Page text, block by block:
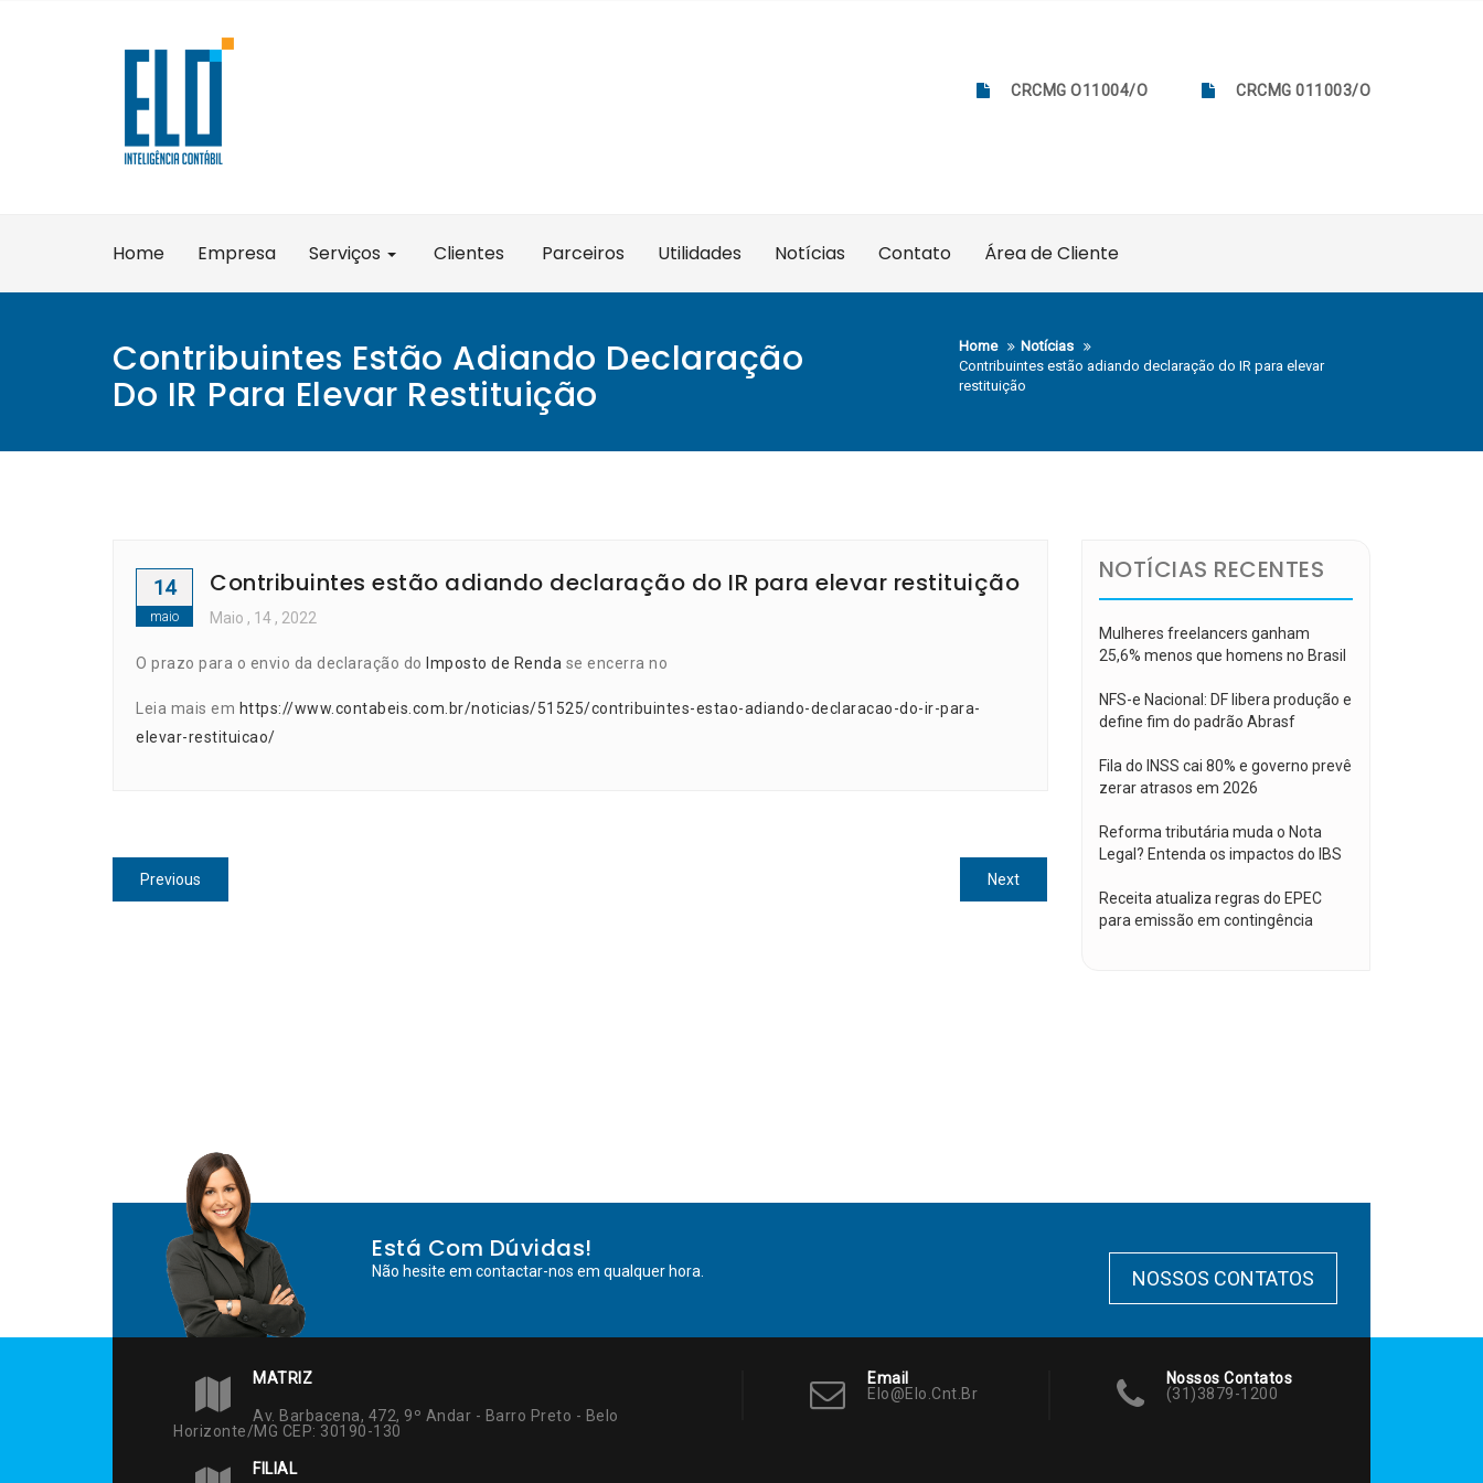
CRCMG O11004/O CRCMG 011003/O
Home Empresa Serviços Clientes Parceiros Utilidades Notícias Contato Área de Cliente
Contribuintes Estão Adiando Declaração
Do IR Para Elevar Restituição
Home
Notícias
Contribuintes estão adiando declaração do IR para elevar
restituição
14
maio
Contribuintes estão adiando declaração do IR para elevar restituição
Maio , 14 , 2022
O prazo para o envio da declaração do Imposto de Renda se encerra no
Leia mais em https://www.contabeis.com.br/noticias/51525/contribuintes-estao-adiando-declaracao-do-ir-para-
elevar-restituicao/
Navegação
de
Previous
post:
NextNext
post:
NOTÍCIAS RECENTES
Mulheres freelancers ganham
25,6% menos que homens no Brasil
NFS-e Nacional: DF libera produção e
define fim do padrão Abrasf
Fila do INSS cai 80% e governo prevê
zerar atrasos em 2026
Reforma tributária muda o Nota
Legal? Entenda os impactos do IBS
Receita atualiza regras do EPEC
para emissão em contingência
Está Com Dúvidas!
Não hesite em contactar-nos em qualquer hora. NOSSOS CONTATOS
MATRIZ
Av. Barbacena, 472, 9º Andar - Barro Preto - Belo
Horizonte/MG CEP: 30190-130
FILIAL
Email
Elo@elo.cnt.br
Nossos Contatos
(31)3879-1200